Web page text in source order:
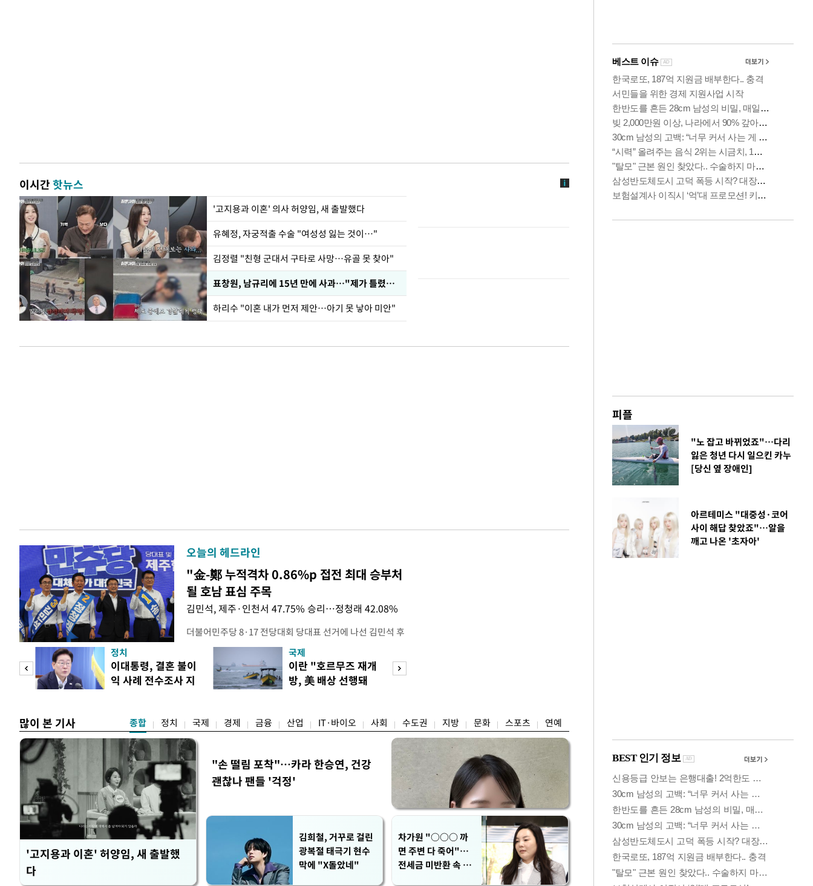
이시간핫뉴스
'고지용과 이혼' 의사 허양임, 새 출발했다
유혜정, 자궁적출 수술 "여성성 잃는 것이…"
김정렬 "친형 군대서 구타로 사망…유골 못 찾아"
표창원, 남규리에 15년 만에 사과…"제가 틀렸습니다"
하리수 "이혼 내가 먼저 제안…아기 못 낳아 미안"
오늘의 헤드라인
"金-鄭 누적격차 0.86%p 접전 최대 승부처
될 호남 표심 주목
김민석, 제주·인천서 47.75% 승리…정청래 42.08%
더불어민주당 8·17 전당대회 당대표 선거에 나선 김민석 후
보가 8일 제주·인천 지역 순회경선에서 '누적 1위'를 탈환했
다. 앞서 정청래 후보 우세 지역으로 점쳐졌던 충청권과 부산
·울산·경남 경선에서 1승 1패를 주고 받은 김 후보는 이날
제주·인천 경선에서 이기며 '2승 1패'로 앞서가게 됐다. 다
정치
이대통령, 결혼 불이
익 사례 전수조사 지
국제
이란 "호르무즈 재개
방, 美 배상 선행돼
많이 본 기사 종합 정치 국제 경제 금융 산업 IT·바이오 사회 수도권 지방 문화 스포츠 연예
'고지용과 이혼' 허양임, 새 출발했
다
"손 떨림 포착"…카라 한승연, 건강
괜찮나 팬들 '걱정'
김희철, 거꾸로 걸린
광복절 태극기 현수
막에 "X돌았네"
차가원 "○○○ 까
면 주변 다 죽어"…
전세금 미반환 속 녹
피플
"노 잡고 바뀌었죠"…다리
잃은 청년 다시 일으킨 카누
[당신 옆 장애인]
아르테미스 "대중성·코어
사이 해답 찾았죠"…알을
깨고 나온 '초자아'